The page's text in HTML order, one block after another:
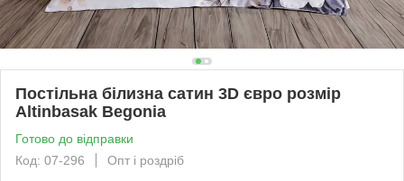
Постільна білизна сатин 3D євро розмір
Altinbasak Begonia
Готово до відправки
Код: 07-296
Опт і роздріб